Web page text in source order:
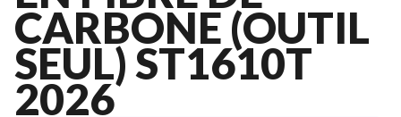
CARBONE (OUTIL
SEUL) ST1610T
2026